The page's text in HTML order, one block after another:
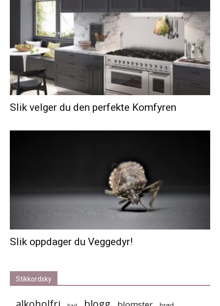
Slik velger du den perfekte Komfyren
Slik oppdager du Veggedyr!
Stikkordsky